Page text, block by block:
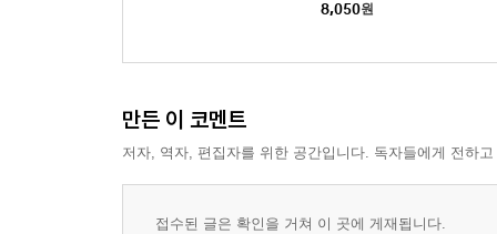
8,050원
만든 이 코멘트
저자, 역자, 편집자를 위한 공간입니다. 독자들에게 전하
접수된 글은 확인을 거쳐 이 곳에 게재됩니다.